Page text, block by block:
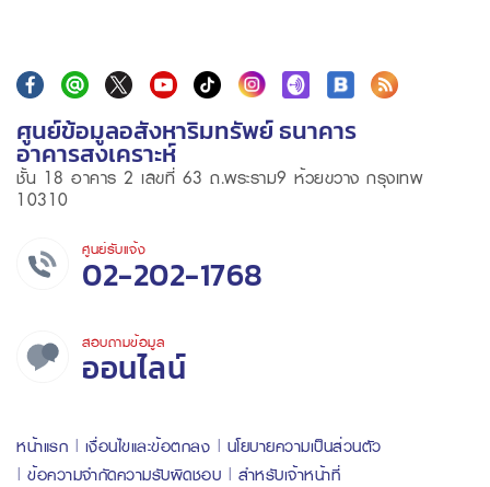
ศูนย์ข้อมูลอสังหาริมทรัพย์ ธนาคาร
อาคารสงเคราะห์
ชั้น 18 อาคาร 2 เลขที่ 63 ถ.พระราม9 ห้วยขวาง กรุงเทพ
10310
ศูนย์รับแจ้ง
02-202-1768
สอบถามข้อมูล
ออนไลน์
หน้าแรก เงื่อนไขและข้อตกลง
นโยบายความเป็นส่วนตัว
ข้อความจำกัดความรับผิดชอบ
สำหรับเจ้าหน้าที่